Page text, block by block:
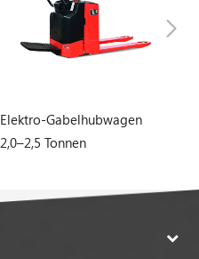
Elektro-Gabelhubwagen
2,0–2,5 Tonnen